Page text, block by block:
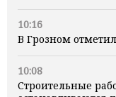
10:16
В Грозном
10:08
Строительные